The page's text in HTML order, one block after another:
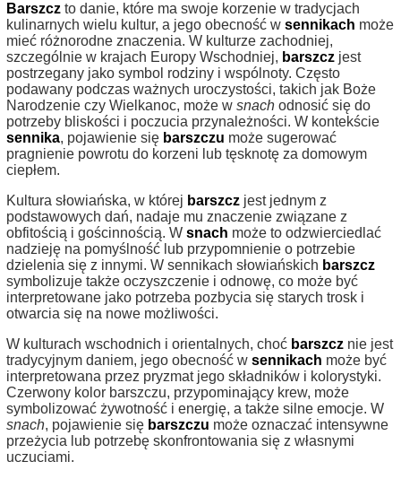
Barszcz to danie, które ma swoje korzenie w tradycjach
kulinarnych wielu kultur, a jego obecność w sennikach może
mieć różnorodne znaczenia. W kulturze zachodniej,
szczególnie w krajach Europy Wschodniej, barszcz jest
postrzegany jako symbol rodziny i wspólnoty. Często
podawany podczas ważnych uroczystości, takich jak Boże
Narodzenie czy Wielkanoc, może w snach odnosić się do
potrzeby bliskości i poczucia przynależności. W kontekście
sennika, pojawienie się barszczu może sugerować
pragnienie powrotu do korzeni lub tęsknotę za domowym
ciepłem.
Kultura słowiańska, w której barszcz jest jednym z
podstawowych dań, nadaje mu znaczenie związane z
obfitością i gościnnością. W snach może to odzwierciedlać
nadzieję na pomyślność lub przypomnienie o potrzebie
dzielenia się z innymi. W sennikach słowiańskich barszcz
symbolizuje także oczyszczenie i odnowę, co może być
interpretowane jako potrzeba pozbycia się starych trosk i
otwarcia się na nowe możliwości.
W kulturach wschodnich i orientalnych, choć barszcz nie jest
tradycyjnym daniem, jego obecność w sennikach może być
interpretowana przez pryzmat jego składników i kolorystyki.
Czerwony kolor barszczu, przypominający krew, może
symbolizować żywotność i energię, a także silne emocje. W
snach, pojawienie się barszczu może oznaczać intensywne
przeżycia lub potrzebę skonfrontowania się z własnymi
uczuciami.